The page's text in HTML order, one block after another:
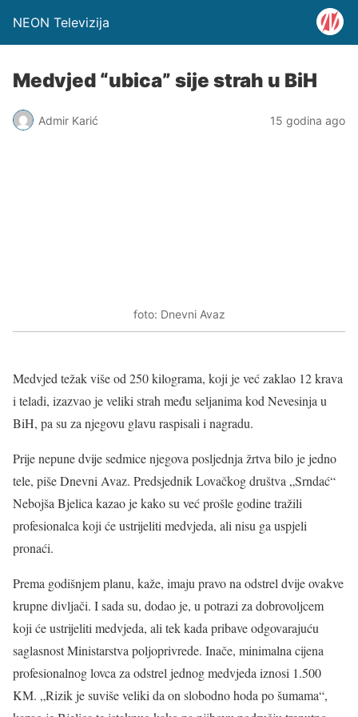
NEON Televizija
Medvjed “ubica” sije strah u BiH
Admir Karić 15 godina ago
foto: Dnevni Avaz
Medvjed težak više od 250 kilograma, koji je već zaklao 12 krava
i teladi, izazvao je veliki strah među seljanima kod Nevesinja u
BiH, pa su za njegovu glavu raspisali i nagradu.
Prije nepune dvije sedmice njegova posljednja žrtva bilo je jedno
tele, piše Dnevni Avaz. Predsjednik Lovačkog društva „Srndać“
Nebojša Bjelica kazao je kako su već prošle godine tražili
profesionalca koji će ustrijeliti medvjeda, ali nisu ga uspjeli
pronaći.
Prema godišnjem planu, kaže, imaju pravo na odstrel dvije ovakve
krupne divljači. I sada su, dodao je, u potrazi za dobrovoljcem
koji će ustrijeliti medvjeda, ali tek kada pribave odgovarajuću
saglasnost Ministarstva poljoprivrede. Inače, minimalna cijena
profesionalnog lovca za odstrel jednog medvjeda iznosi 1.500
KM. „Rizik je suviše veliki da on slobodno hoda po šumama“,